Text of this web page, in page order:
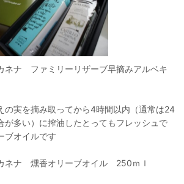
ネナ ファミリーリザーブ早摘みアルベキ
の実を摘み取ってから4時間以内（通常は24
が多い）に搾油したとってもフレッシュで
ブオイルです
ネナ 燻香オリーブオイル 250ｍｌ